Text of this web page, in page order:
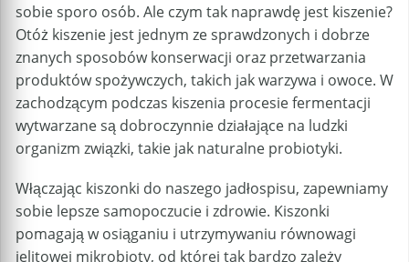
sobie sporo osób. Ale czym tak naprawdę jest kiszenie?
Otóż kiszenie jest jednym ze sprawdzonych i dobrze
znanych sposobów konserwacji oraz przetwarzania
produktów spożywczych, takich jak warzywa i owoce. W
zachodzącym podczas kiszenia procesie fermentacji
wytwarzane są dobroczynnie działające na ludzki
organizm związki, takie jak naturalne probiotyki.
Włączając kiszonki do naszego jadłospisu, zapewniamy
sobie lepsze samopoczucie i zdrowie. Kiszonki
pomagają w osiąganiu i utrzymywaniu równowagi
jelitowej mikrobioty, od której tak bardzo zależy